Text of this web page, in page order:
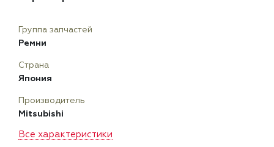
Все характеристики
Группа запчастей
Ремни
Страна
Япония
Производитель
Mitsubishi